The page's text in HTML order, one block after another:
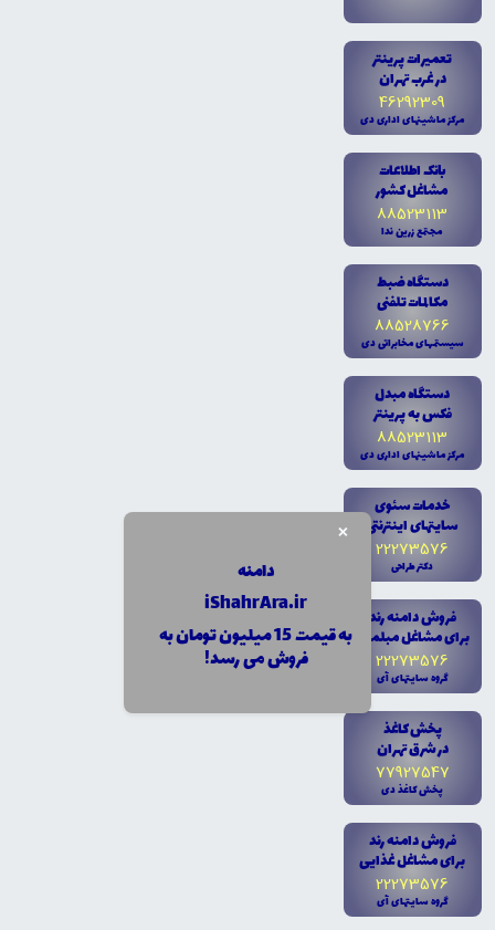
×
دامنه
iShahrAra.ir
به قیمت 15 میلیون تومان به
فروش می رسد!
تعميرات پرينتر
در غرب تهران
46292309
مرکز ماشينهاى ادارى دى
بانک اطلاعات
مشاغل کشور
88523113
مجتمع زرين ندا
دستگاه ضبط
مکالمات تلفنى
88528766
سيستمهاى مخابراتى دى
دستگاه مبدل
فکس به پرينتر
88523113
مرکز ماشينهاى ادارى دى
خدمات سئوى
سايتهاى اينترنتى
22273576
دکتر طراحى
فروش دامنه رند
براى مشاغل مبلمان
22273576
گروه سايتهاى آى
پخش کاغذ
در شرق تهران
77927547
پخش کاغذ دى
فروش دامنه رند
براى مشاغل غذايى
22273576
گروه سايتهاى آى